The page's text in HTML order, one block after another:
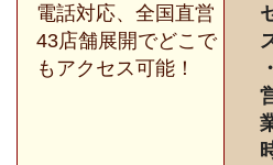
電話対応、全国直営
43店舗展開でどこで
もアクセス可能！
・